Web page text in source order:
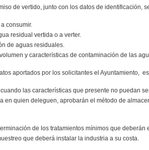
de vertido, junto con los datos de
consumir.
residual vertida o a verter.
de aguas residuales.
y características de contaminación de las
aportados por los solicitantes el Ayuntamiento,
las características que presente no puedan
en quien deleguen, aprobarán el método de
de los tratamientos mínimos que
que deberá instalar la industria a su costa.